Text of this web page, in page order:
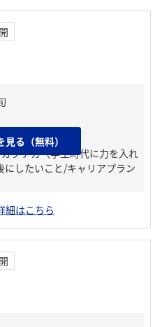
クチカ（学生時代に力を入れ
にしたいこと/キャリアプラン
る（無料）
細はこちら